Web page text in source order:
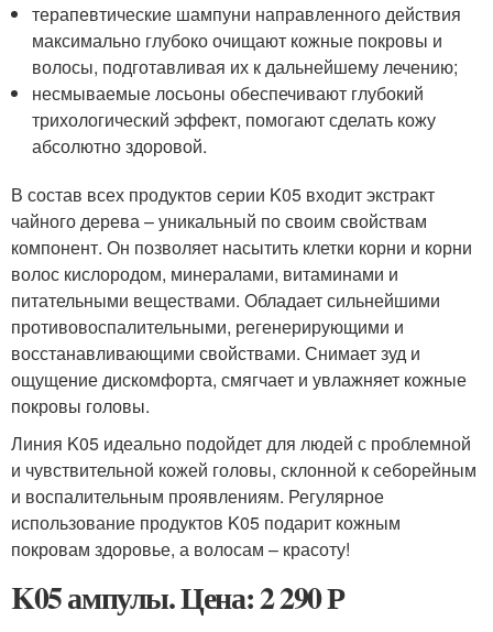
терапевтические шампуни направленного действия
максимально глубоко очищают кожные покровы и
волосы, подготавливая их к дальнейшему лечению;
несмываемые лосьоны обеспечивают глубокий
трихологический эффект, помогают сделать кожу
абсолютно здоровой.
В состав всех продуктов серии K05 входит экстракт
чайного дерева – уникальный по своим свойствам
компонент. Он позволяет насытить клетки корни и корни
волос кислородом, минералами, витаминами и
питательными веществами. Обладает сильнейшими
противовоспалительными, регенерирующими и
восстанавливающими свойствами. Снимает зуд и
ощущение дискомфорта, смягчает и увлажняет кожные
покровы головы.
Линия K05 идеально подойдет для людей с проблемной
и чувствительной кожей головы, склонной к себорейным
и воспалительным проявлениям. Регулярное
использование продуктов K05 подарит кожным
покровам здоровье, а волосам – красоту!
K05 ампулы. Цена: 2 290 Р